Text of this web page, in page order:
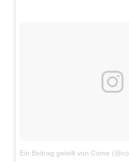
Ein Beitrag geteilt von Come